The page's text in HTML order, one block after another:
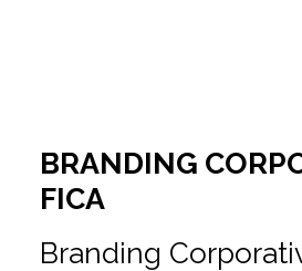
BRANDING
FICA
Branding